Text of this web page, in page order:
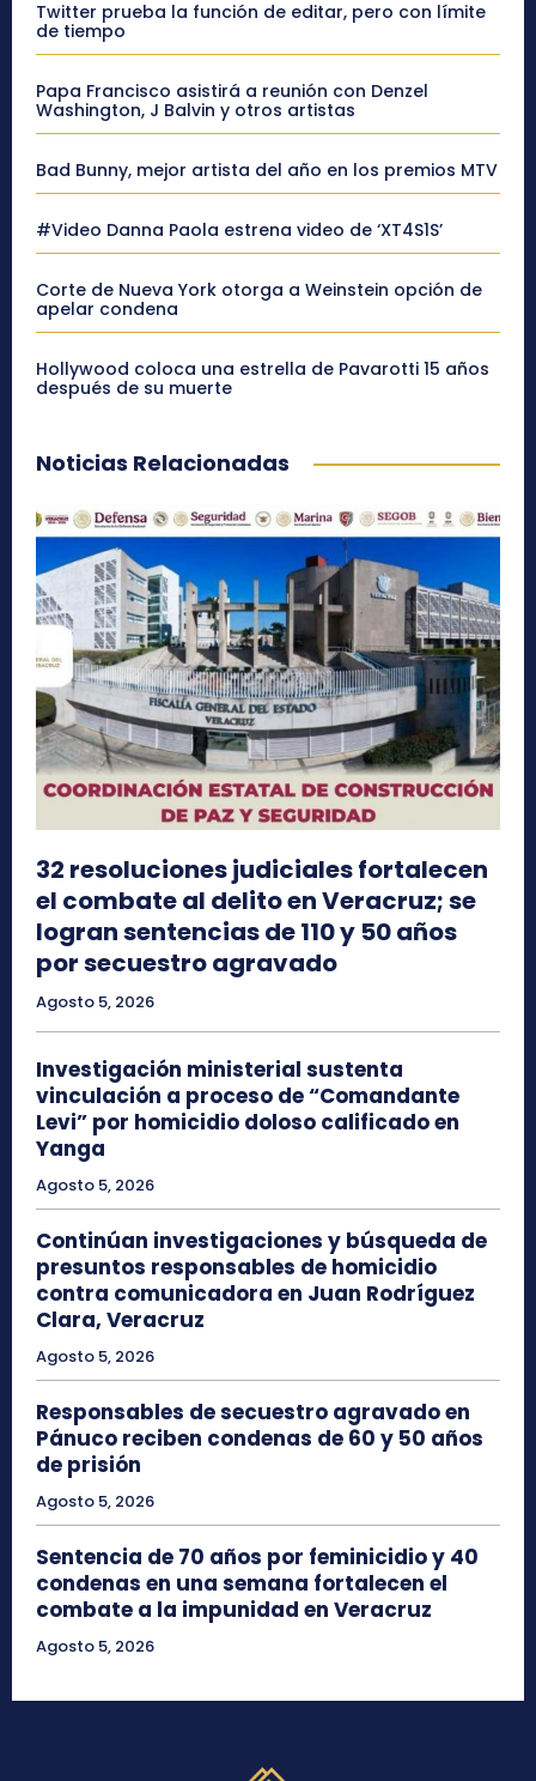
Twitter prueba la función de editar, pero con límite
de tiempo
Papa Francisco asistirá a reunión con Denzel
Washington, J Balvin y otros artistas
Bad Bunny, mejor artista del año en los premios MTV
#Video Danna Paola estrena video de ‘XT4S1S’
Corte de Nueva York otorga a Weinstein opción de
apelar condena
Hollywood coloca una estrella de Pavarotti 15 años
después de su muerte
Noticias Relacionadas
32 resoluciones judiciales fortalecen
el combate al delito en Veracruz; se
logran sentencias de 110 y 50 años
por secuestro agravado
Agosto 5, 2026
Investigación ministerial sustenta
vinculación a proceso de “Comandante
Levi” por homicidio doloso calificado en
Yanga
Agosto 5, 2026
Continúan investigaciones y búsqueda de
presuntos responsables de homicidio
contra comunicadora en Juan Rodríguez
Clara, Veracruz
Agosto 5, 2026
Responsables de secuestro agravado en
Pánuco reciben condenas de 60 y 50 años
de prisión
Agosto 5, 2026
Sentencia de 70 años por feminicidio y 40
condenas en una semana fortalecen el
combate a la impunidad en Veracruz
Agosto 5, 2026